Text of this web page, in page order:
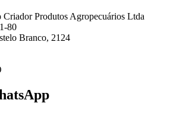
Criador Produtos Agropecuários Ltda
80
Branco, 2124